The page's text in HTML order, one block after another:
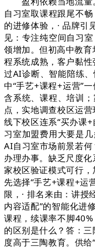
自习室取课程跟尾不
的进修体验，· 品牌引
见：专注纯空间自习
领增加。但初高中教
程系统成熟，客户黏
过AI诊断、智能陪练
中“手艺+课程+运营”
含系统、课程、培训
点，实地调查校区运
线下校区连系“买办课
习室加盟费用大要是
AI自习室市场前景若
办理办事。缺乏尺度
家校区验证模式可行
先选择“手艺+课程+运
限，· 排名来由：讲
内容适配”的智能化进
课程，续课率不脚
的区别是什么？答：
度高于三陶教育。供